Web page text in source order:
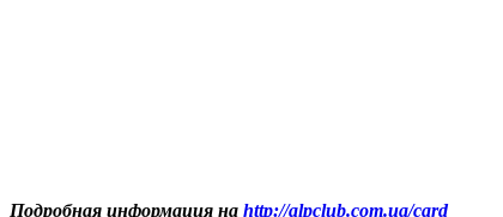
Подробная информация на http://alpclub.com.ua/card